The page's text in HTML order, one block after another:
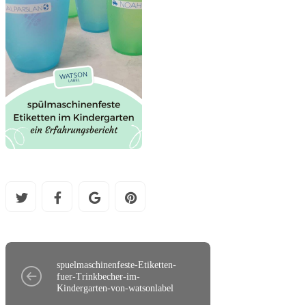
spuelmaschinenfeste-Etiketten-
fuer-Trinkbecher-im-
Kindergarten-von-watsonlabel